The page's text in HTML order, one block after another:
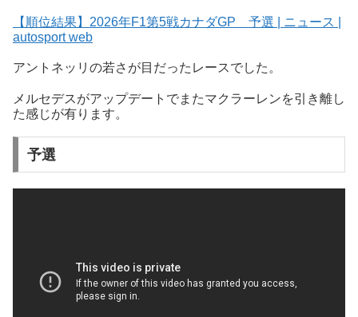
【順位結果】2026年F1第5戦カナダGP 予選 | ニュース |
autosport web
アントネッリの若さが目だったレースでした。
メルセデスがアップデートでまたマクラーレンを引き離し
た感じが有ります。
予選